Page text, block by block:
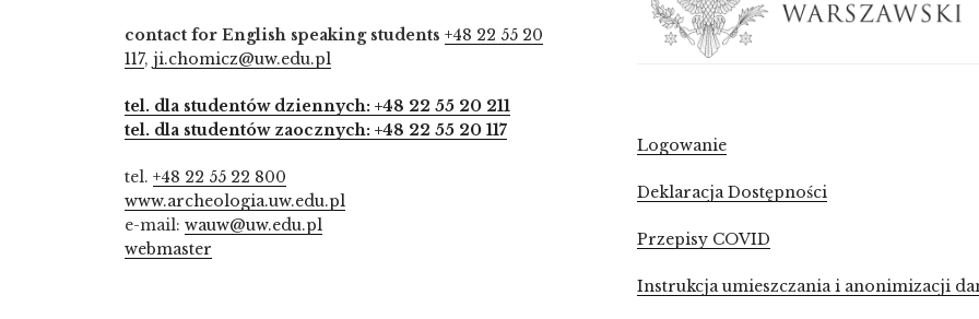
contact for English speaking students +48 22 55 20
117, ji.chomicz@uw.edu.pl
tel. dla studentów dziennych: +48 22 55 20 211
tel. dla studentów zaocznych: +48 22 55 20 117
tel. +48 22 55 22 800
www.archeologia.uw.edu.pl
e-mail: wauw@uw.edu.pl
webmaster
Logowanie
Deklaracja Dostępności
Przepisy COVID
Instrukcja umieszczania i anonimizacji